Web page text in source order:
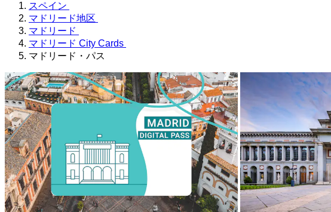
スペイン
マドリード地区
マドリード
マドリード City Cards
マドリード・パス